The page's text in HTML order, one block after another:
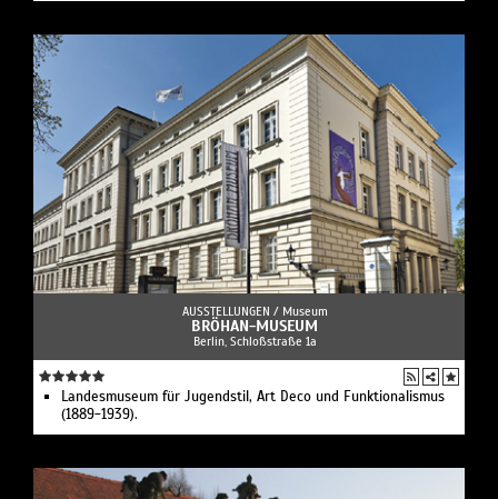
AUSSTELLUNGEN / Museum
BRÖHAN-MUSEUM
Berlin, Schloßstraße 1a
Landesmuseum für Jugendstil, Art Deco und Funktionalismus
(1889-1939).